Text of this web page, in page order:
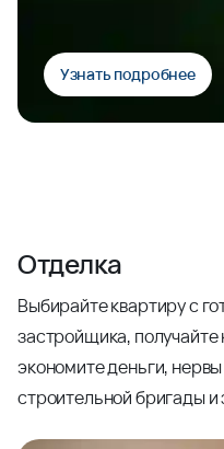
Узнать подробнее
Отделка
Выбирайте квартиру с
застройщика,
экономите деньги,
строительной бригады и